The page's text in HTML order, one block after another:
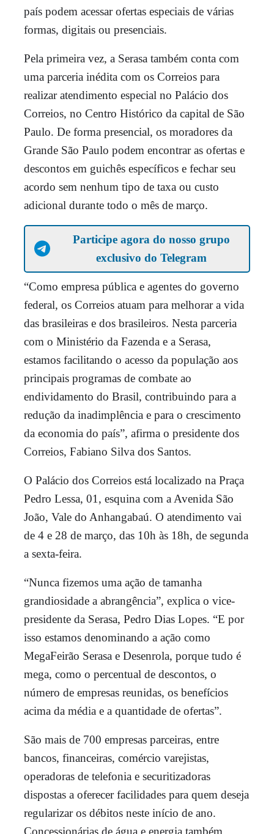
país podem acessar ofertas especiais de várias
formas, digitais ou presenciais.
Pela primeira vez, a Serasa também conta com
uma parceria inédita com os Correios para
realizar atendimento especial no Palácio dos
Correios, no Centro Histórico da capital de São
Paulo. De forma presencial, os moradores da
Grande São Paulo podem encontrar as ofertas e
descontos em guichês específicos e fechar seu
acordo sem nenhum tipo de taxa ou custo
adicional durante todo o mês de março.
Participe agora do nosso grupo
exclusivo do Telegram
“Como empresa pública e agentes do governo
federal, os Correios atuam para melhorar a vida
das brasileiras e dos brasileiros. Nesta parceria
com o Ministério da Fazenda e a Serasa,
estamos facilitando o acesso da população aos
principais programas de combate ao
endividamento do Brasil, contribuindo para a
redução da inadimplência e para o crescimento
da economia do país”, afirma o presidente dos
Correios, Fabiano Silva dos Santos.
O Palácio dos Correios está localizado na Praça
Pedro Lessa, 01, esquina com a Avenida São
João, Vale do Anhangabaú. O atendimento vai
de 4 e 28 de março, das 10h às 18h, de segunda
a sexta-feira.
“Nunca fizemos uma ação de tamanha
grandiosidade a abrangência”, explica o vice-
presidente da Serasa, Pedro Dias Lopes. “E por
isso estamos denominando a ação como
MegaFeirão Serasa e Desenrola, porque tudo é
mega, como o percentual de descontos, o
número de empresas reunidas, os benefícios
acima da média e a quantidade de ofertas”.
São mais de 700 empresas parceiras, entre
bancos, financeiras, comércio varejistas,
operadoras de telefonia e securitizadoras
dispostas a oferecer facilidades para quem deseja
regularizar os débitos neste início de ano.
Concessionárias de água e energia também